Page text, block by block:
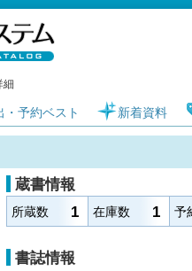
札幌市図書館 蔵書検索
細
・予約ベスト 新着資料
蔵書情報
所蔵数 1 在庫数 1 予
書誌情報